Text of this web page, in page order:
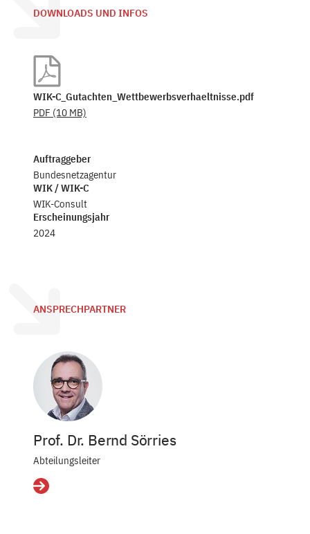
DOWNLOADS UND INFOS
WIK-C_Gutachten_Wettbewerbsverhaeltnisse.pdf
PDF (10 MB)
Auftraggeber
Bundesnetzagentur
WIK / WIK-C
WIK-Consult
Erscheinungsjahr
2024
ANSPRECHPARTNER
Prof. Dr. Bernd Sörries
Abteilungsleiter
Details